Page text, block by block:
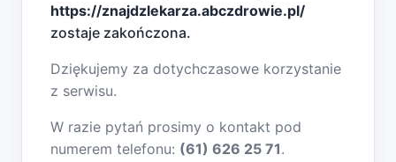
https://znajdzlekarza.abczdrowie.pl/
zostaje zakończona.
Dziękujemy za dotychczasowe korzystanie
z serwisu.
W razie pytań prosimy o kontakt pod
numerem telefonu: (61) 626 25 71.